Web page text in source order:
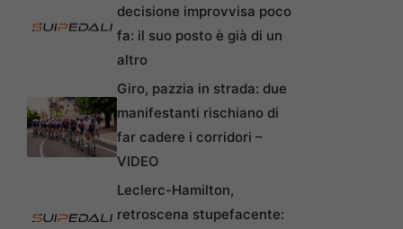
decisione improvvisa poco
fa: il suo posto è già di un
altro
Giro, pazzia in strada: due
manifestanti rischiano di
far cadere i corridori –
VIDEO
Leclerc-Hamilton,
retroscena stupefacente: